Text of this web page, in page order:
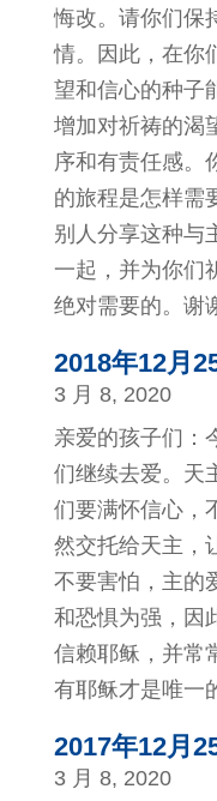
悔改。请你们保
情。因此，在你
望和信心的种子
增加对祈祷的渴
序和有责任感。
的旅程是怎样需
别人分享这种与
一起，并为你们
绝对需要的。谢
2018年12月
3 月 8, 2020
亲爱的孩子们：
们继续去爱。天
们要满怀信心，
然交托给天主，
不要害怕，主的
和恐惧为强，因
信赖耶稣，并常
有耶稣才是唯一
2017年12月
3 月 8, 2020